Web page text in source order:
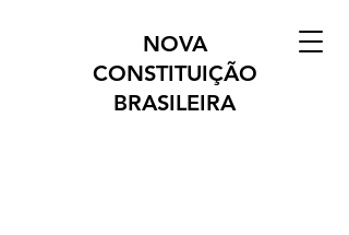
NOVA
CONSTITUIÇÃO
BRASILEIRA